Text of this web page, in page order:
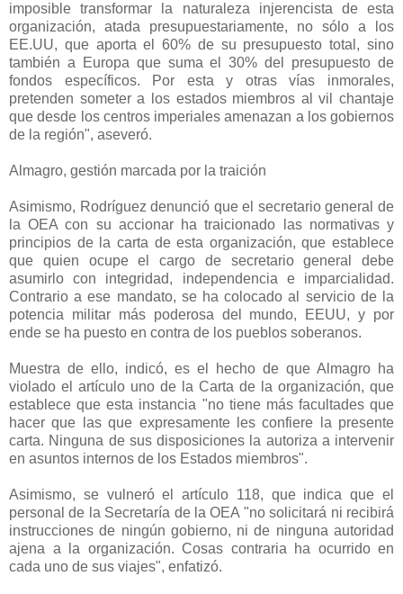
imposible transformar la naturaleza injerencista de esta
organización, atada presupuestariamente, no sólo a los
EE.UU, que aporta el 60% de su presupuesto total, sino
también a Europa que suma el 30% del presupuesto de
fondos específicos. Por esta y otras vías inmorales,
pretenden someter a los estados miembros al vil chantaje
que desde los centros imperiales amenazan a los gobiernos
de la región", aseveró.
Almagro, gestión marcada por la traición
Asimismo, Rodríguez denunció que el secretario general de
la OEA con su accionar ha traicionado las normativas y
principios de la carta de esta organización, que establece
que quien ocupe el cargo de secretario general debe
asumirlo con integridad, independencia e imparcialidad.
Contrario a ese mandato, se ha colocado al servicio de la
potencia militar más poderosa del mundo, EEUU, y por
ende se ha puesto en contra de los pueblos soberanos.
Muestra de ello, indicó, es el hecho de que Almagro ha
violado el artículo uno de la Carta de la organización, que
establece que esta instancia "no tiene más facultades que
hacer que las que expresamente les confiere la presente
carta. Ninguna de sus disposiciones la autoriza a intervenir
en asuntos internos de los Estados miembros".
Asimismo, se vulneró el artículo 118, que indica que el
personal de la Secretaría de la OEA "no solicitará ni recibirá
instrucciones de ningún gobierno, ni de ninguna autoridad
ajena a la organización. Cosas contraria ha ocurrido en
cada uno de sus viajes", enfatizó.